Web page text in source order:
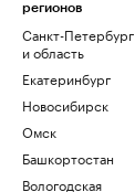
регионов
Санкт-Петербург
и область
Екатеринбург
Новосибирск
Омск
Башкортостан
Вологодская